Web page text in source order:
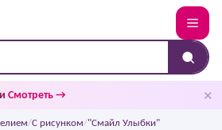
Смотреть → ✕
/С рисунком/"Смайл Улыбки"